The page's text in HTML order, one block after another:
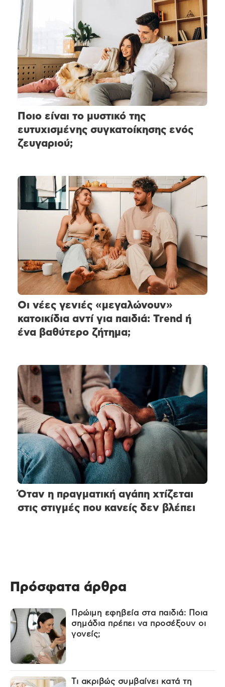
Ποιο είναι το μυστικό της
ευτυχισμένης συγκατοίκησης ενός
ζευγαριού;
Οι νέες γενιές «μεγαλώνουν»
κατοικίδια αντί για παιδιά: Trend ή
ένα βαθύτερο ζήτημα;
Όταν η πραγματική αγάπη χτίζεται
στις στιγμές που κανείς δεν βλέπει
Πρόσφατα άρθρα
Πρώιμη εφηβεία στα παιδιά: Ποια
σημάδια πρέπει να προσέξουν οι
γονείς;
Τι ακριβώς συμβαίνει κατά τη